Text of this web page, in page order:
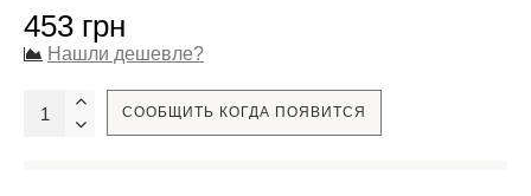
453 грн
Нашли дешевле?
СООБЩИТЬ КОГДА ПОЯВИТСЯ